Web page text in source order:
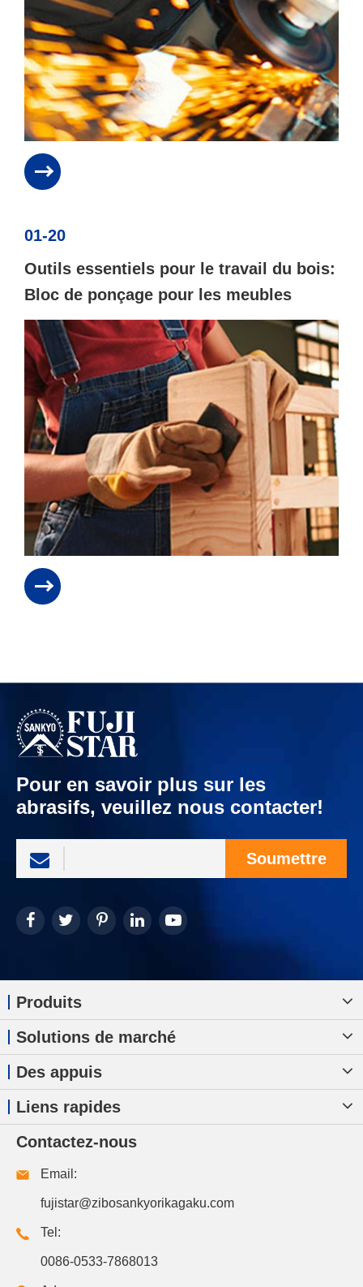
01-20
Outils essentiels pour le travail du bois:
Bloc de ponçage pour les meubles
Pour en savoir plus sur les
abrasifs, veuillez nous contacter!
Soumettre
Produits
Solutions de marché
Des appuis
Liens rapides
Contactez-nous
Email:
fujistar@zibosankyorikagaku.com
Tel:
0086-0533-7868013